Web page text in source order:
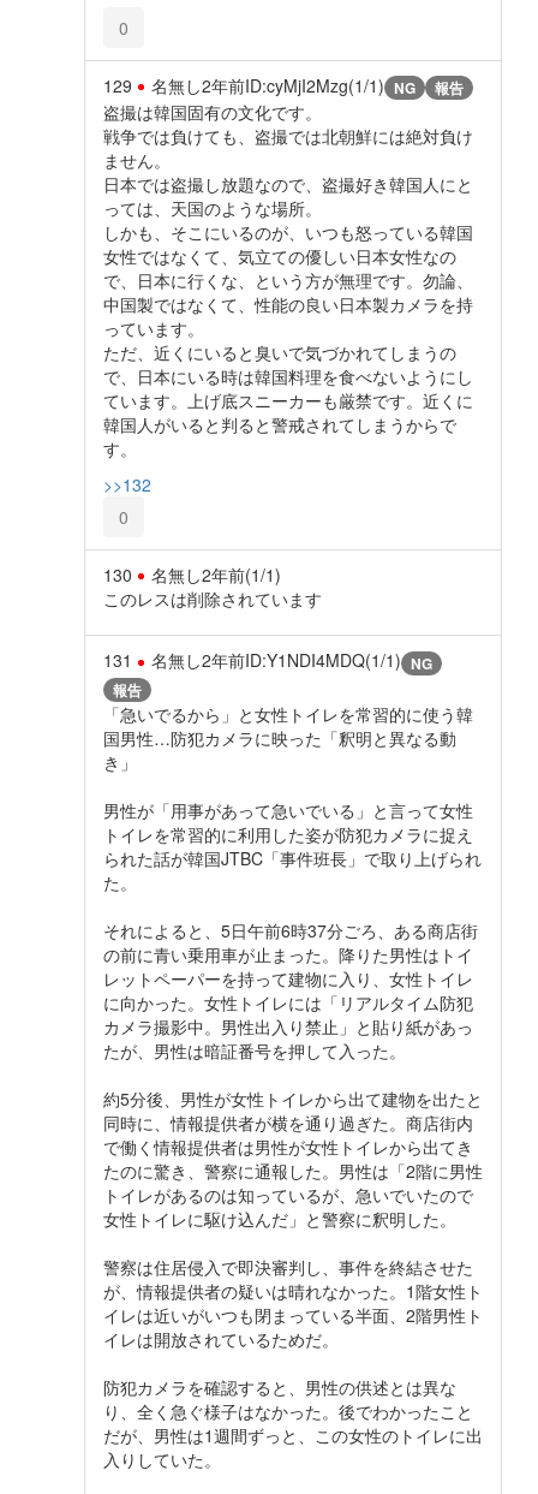
0
129 名無し2年前ID:cyMjI2Mzg(1/1) NG 報告
盗撮は韓国固有の文化です。
戦争では負けても、盗撮では北朝鮮には絶対負け
ません。
日本では盗撮し放題なので、盗撮好き韓国人にと
っては、天国のような場所。
しかも、そこにいるのが、いつも怒っている韓国
女性ではなくて、気立ての優しい日本女性なの
で、日本に行くな、という方が無理です。勿論、
中国製ではなくて、性能の良い日本製カメラを持
っています。
ただ、近くにいると臭いで気づかれてしまうの
で、日本にいる時は韓国料理を食べないようにし
ています。上げ底スニーカーも厳禁です。近くに
韓国人がいると判ると警戒されてしまうからで
す。
>>132
0
130 名無し2年前(1/1)
このレスは削除されています
131 名無し2年前ID:Y1NDI4MDQ(1/1) NG
報告
「急いでるから」と女性トイレを常習的に使う韓
国男性…防犯カメラに映った「釈明と異なる動
き」
男性が「用事があって急いでいる」と言って女性
トイレを常習的に利用した姿が防犯カメラに捉え
られた話が韓国JTBC「事件班長」で取り上げられ
た。
それによると、5日午前6時37分ごろ、ある商店街
の前に青い乗用車が止まった。降りた男性はトイ
レットペーパーを持って建物に入り、女性トイレ
に向かった。女性トイレには「リアルタイム防犯
カメラ撮影中。男性出入り禁止」と貼り紙があっ
たが、男性は暗証番号を押して入った。
約5分後、男性が女性トイレから出て建物を出たと
同時に、情報提供者が横を通り過ぎた。商店街内
で働く情報提供者は男性が女性トイレから出てき
たのに驚き、警察に通報した。男性は「2階に男性
トイレがあるのは知っているが、急いでいたので
女性トイレに駆け込んだ」と警察に釈明した。
警察は住居侵入で即決審判し、事件を終結させた
が、情報提供者の疑いは晴れなかった。1階女性ト
イレは近いがいつも閉まっている半面、2階男性ト
イレは開放されているためだ。
防犯カメラを確認すると、男性の供述とは異な
り、全く急ぐ様子はなかった。後でわかったこと
だが、男性は1週間ずっと、この女性のトイレに出
入りしていた。